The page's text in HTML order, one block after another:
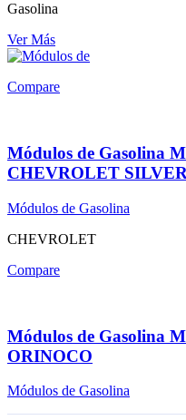
Gasolina
Ver Más
Compare
Módulos de Gasolina
CHEVROLET
Módulos de Gasolina
CHEVROLET
Compare
Módulos de Gasolina
ORINOCO
Módulos de Gasolina